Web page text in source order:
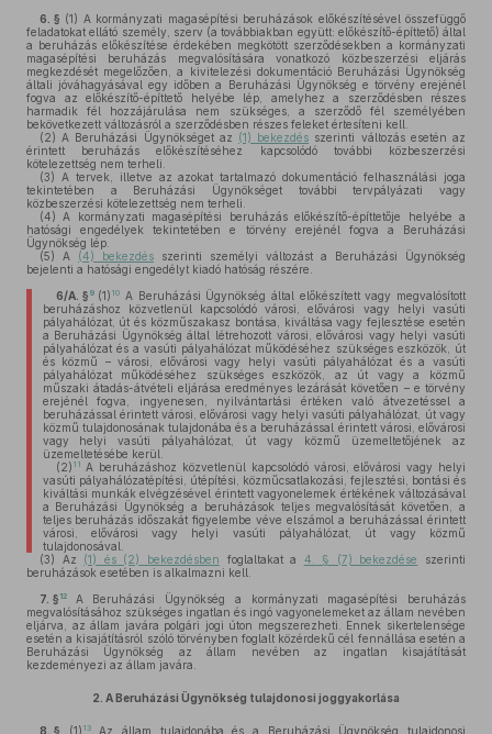
6. § (1) A kormányzati magasépítési beruházások előkészítésével összefüggő
feladatokat ellátó személy, szerv (a továbbiakban együtt: előkészítő-építtető) által
a beruházás előkészítése érdekében megkötött szerződésekben a kormányzati
magasépítési beruházás megvalósítására vonatkozó közbeszerzési eljárás
megkezdését megelőzően, a kivitelezési dokumentáció Beruházási Ügynökség
általi jóváhagyásával egy időben a Beruházási Ügynökség e törvény erejénél
fogva az előkészítő-építtető helyébe lép, amelyhez a szerződésben részes
harmadik fél hozzájárulása nem szükséges, a szerződő fél személyében
bekövetkezett változásról a szerződésben részes feleket értesíteni kell.
(2) A Beruházási Ügynökséget az (1) bekezdés szerinti változás esetén az
érintett beruházás előkészítéséhez kapcsolódó további közbeszerzési
kötelezettség nem terheli.
(3) A tervek, illetve az azokat tartalmazó dokumentáció felhasználási joga
tekintetében a Beruházási Ügynökséget további tervpályázati vagy
közbeszerzési kötelezettség nem terheli.
(4) A kormányzati magasépítési beruházás előkészítő-építtetője helyébe a
hatósági engedélyek tekintetében e törvény erejénél fogva a Beruházási
Ügynökség lép.
(5) A (4) bekezdés szerinti személyi változást a Beruházási Ügynökség
bejelenti a hatósági engedélyt kiadó hatóság részére.
6/A. § 9 (1) 10 A Beruházási Ügynökség által előkészített vagy megvalósított
beruházáshoz közvetlenül kapcsolódó városi, elővárosi vagy helyi vasúti
pályahálózat, út és közműszakasz bontása, kiváltása vagy fejlesztése esetén
a Beruházási Ügynökség által létrehozott városi, elővárosi vagy helyi vasúti
pályahálózat és a vasúti pályahálózat működéséhez szükséges eszközök, út
és közmű – városi, elővárosi vagy helyi vasúti pályahálózat és a vasúti
pályahálózat működéséhez szükséges eszközök, az út vagy a közmű
műszaki átadás-átvételi eljárása eredményes lezárását követően – e törvény
erejénél fogva, ingyenesen, nyilvántartási értéken való átvezetéssel a
beruházással érintett városi, elővárosi vagy helyi vasúti pályahálózat, út vagy
közmű tulajdonosának tulajdonába és a beruházással érintett városi, elővárosi
vagy helyi vasúti pályahálózat, út vagy közmű üzemeltetőjének az
üzemeltetésébe kerül.
(2) 11 A beruházáshoz közvetlenül kapcsolódó városi, elővárosi vagy helyi
vasúti pályahálózatépítési, útépítési, közműcsatlakozási, fejlesztési, bontási és
kiváltási munkák elvégzésével érintett vagyonelemek értékének változásával
a Beruházási Ügynökség a beruházások teljes megvalósítását követően, a
teljes beruházás időszakát figyelembe véve elszámol a beruházással érintett
városi, elővárosi vagy helyi vasúti pályahálózat, út vagy közmű
tulajdonosával.
(3) Az (1) és (2) bekezdésben foglaltakat a 4. § (7) bekezdése
szerinti
beruházások esetében is alkalmazni kell.
7. § 12
A Beruházási Ügynökség a kormányzati magasépítési beruházás
megvalósításához szükséges ingatlan és ingó vagyonelemeket az állam nevében
eljárva, az állam javára polgári jogi úton megszerezheti. Ennek sikertelensége
esetén a kisajátításról szóló törvényben foglalt közérdekű cél fennállása esetén a
Beruházási Ügynökség az állam nevében az ingatlan kisajátítását
kezdeményezi az állam javára.
2. A Beruházási Ügynökség tulajdonosi joggyakorlása
8. § (1) 13Az állam tulajdonába és a Beruházási Ügynökség tulajdonosi